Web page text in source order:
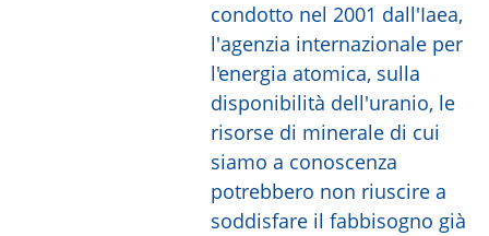
condotto nel 2001 dall'Iaea,
l'agenzia internazionale per
l'energia atomica, sulla
disponibilità dell'uranio, le
risorse di minerale di cui
siamo a conoscenza
potrebbero non riuscire a
soddisfare il fabbisogno già